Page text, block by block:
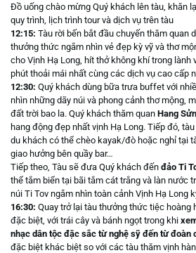
Đồ uống chào mừng Quý khách lên tàu, khăn
quy trình, lịch trình tour và dịch vụ trên tàu
12:15: Tàu rời bến bắt đầu chuyến thăm quan
thưởng thức ngắm nhìn vẻ đẹp kỳ vỹ và thơ
cho Vịnh Hạ Long, hít thở không khí trong lành
phút thoải mái nhất cùng các dịch vụ cao cấp
12:30: Quý khách dùng bữa trưa buffet với
nhìn những dãy núi và phong cảnh thơ mộng,
đất trời bao la. Quý khách thăm quan Hang
hang động đẹp nhất vịnh Hạ Long. Tiếp đó,
du khách có thể chèo kayak/đò hoặc nghỉ tại
giao hưởng bên quầy bar…
Tiếp theo, Tàu sẽ đưa Quý khách đến đảo Ti
thể tắm biển tại bãi tắm cát trắng và làn nước
núi Ti Tov ngắm nhìn toàn cảnh Vịnh Hạ Long
16:30: Quay trở lại tàu thưởng thức tiệc hoàng
đặc biệt, với trái cây và bánh ngọt trong khi
nhạc dân tộc đặc sắc từ nghệ sỹ đến từ đoàn
đặc biệt khác biệt so với các tàu thăm vịnh